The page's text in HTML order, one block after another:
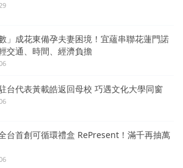
」成花東備孕夫妻困境！宜蘊串聯花蓮門諾
交通、時間、經濟負擔
台代表黃載皓返回母校 巧遇文化大學同窗
台首創可循環禮盒 RePresent！滿千再抽萬